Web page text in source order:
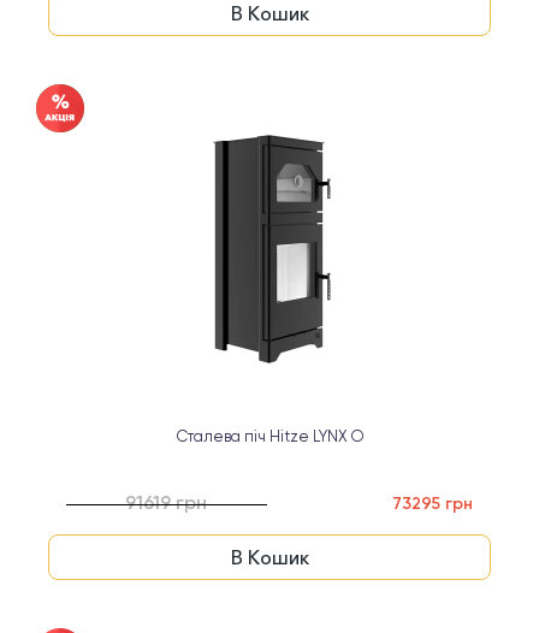
В Кошик
Сталева піч Hitze LYNX O
91619 грн 73295 грн
В Кошик